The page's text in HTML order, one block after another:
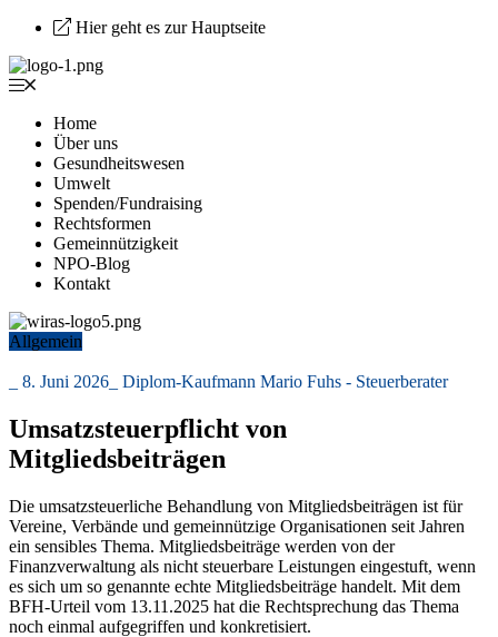
Hier geht es zur Hauptseite
Home
Über uns
Gesundheitswesen
Umwelt
Spenden/Fundraising
Rechtsformen
Gemeinnützigkeit
NPO-Blog
Kontakt
Allgemein
8. Juni 2026 Diplom-Kaufmann Mario Fuhs - Steuerberater
Umsatzsteuerpflicht von
Mitgliedsbeiträgen
Die umsatzsteuerliche Behandlung von Mitgliedsbeiträgen ist für
Vereine, Verbände und gemeinnützige Organisationen seit Jahren
ein sensibles Thema. Mitgliedsbeiträge werden von der
Finanzverwaltung als nicht steuerbare Leistungen eingestuft, wenn
es sich um so genannte echte Mitgliedsbeiträge handelt. Mit dem
BFH-Urteil vom 13.11.2025 hat die Rechtsprechung das Thema
noch einmal aufgegriffen und konkretisiert.